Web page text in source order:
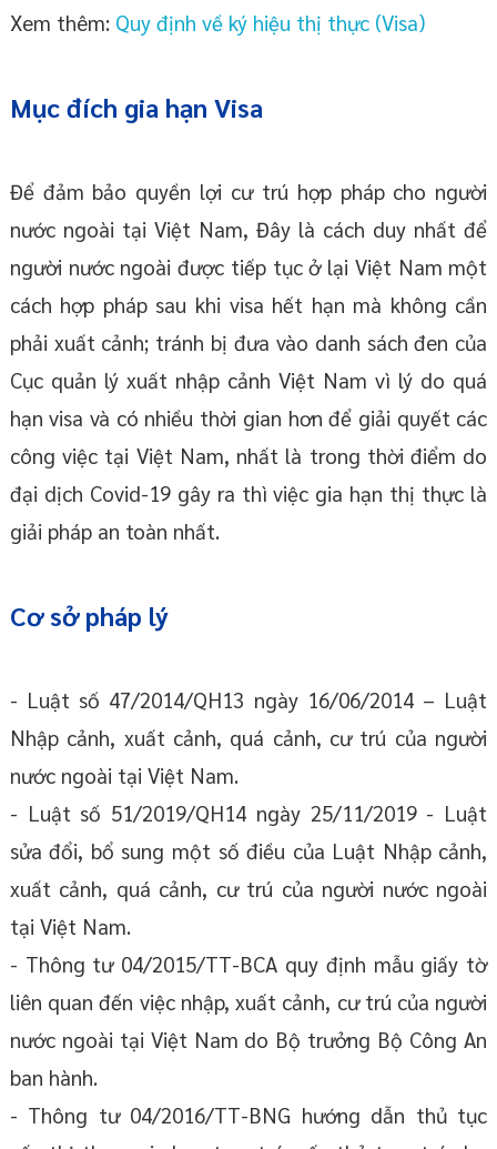
Xem thêm: Quy định về ký hiệu thị thực (Visa)
Mục đích gia hạn Visa
Để đảm bảo quyền lợi cư trú hợp pháp cho người
nước ngoài tại Việt Nam, Đây là cách duy nhất để
người nước ngoài được tiếp tục ở lại Việt Nam một
cách hợp pháp sau khi visa hết hạn mà không cần
phải xuất cảnh; tránh bị đưa vào danh sách đen của
Cục quản lý xuất nhập cảnh Việt Nam vì lý do quá
hạn visa và có nhiều thời gian hơn để giải quyết các
công việc tại Việt Nam, nhất là trong thời điểm do
đại dịch Covid-19 gây ra thì việc gia hạn thị thực là
giải pháp an toàn nhất.
Cơ sở pháp lý
- Luật số 47/2014/QH13 ngày 16/06/2014 – Luật
Nhập cảnh, xuất cảnh, quá cảnh, cư trú của người
nước ngoài tại Việt Nam.
- Luật số 51/2019/QH14 ngày 25/11/2019 - Luật
sửa đổi, bổ sung một số điều của Luật Nhập cảnh,
xuất cảnh, quá cảnh, cư trú của người nước ngoài
tại Việt Nam.
- Thông tư 04/2015/TT-BCA quy định mẫu giấy tờ
liên quan đến việc nhập, xuất cảnh, cư trú của người
nước ngoài tại Việt Nam do Bộ trưởng Bộ Công An
ban hành.
- Thông tư 04/2016/TT-BNG hướng dẫn thủ tục